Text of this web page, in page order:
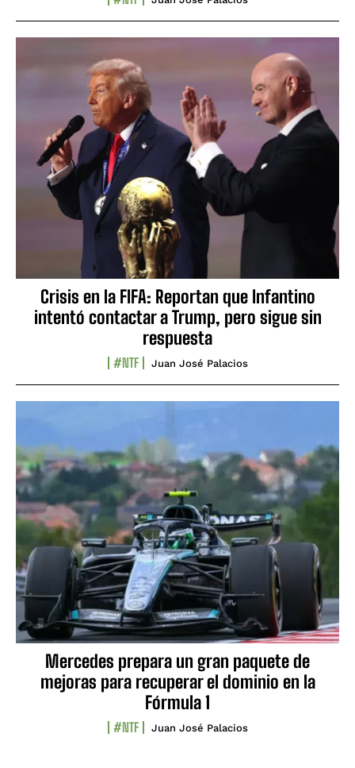
Crisis en la FIFA: Reportan que Infantino
intentó contactar a Trump, pero sigue sin
respuesta
#NTF Juan José Palacios
Mercedes prepara un gran paquete de
mejoras para recuperar el dominio en la
Fórmula 1
#NTF Juan José Palacios